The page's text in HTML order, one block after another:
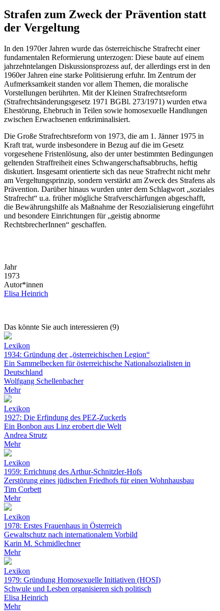
Strafen zum Zweck der Prävention statt
der Vergeltung
In den 1970er Jahren wurde das österreichische Strafrecht einer
fundamentalen Reformierung unterzogen: Diese baute auf einem
jahrzehntelangen Diskussionsprozess auf, der allerdings erst in den
1960er Jahren eine starke Politisierung erfuhr. Im Zentrum der
Aufmerksamkeit standen vor allem Themen, die moralische
Vorstellungen berührten. Mit der Kleinen Strafrechtsreform
(Strafrechtsänderungsgesetz 1971 BGBl. 273/1971) wurden etwa
Ehestörung, Ehebruch in Teilen sowie homosexuelle Handlungen
zwischen Erwachsenen entkriminalisiert.
Die Große Strafrechtsreform von 1973, die am 1. Jänner 1975 in
Kraft trat, wurde insbesondere in Bezug auf die im Gesetz
vorgesehene Fristenlösung, also der unter bestimmten Bedingungen
geltenden Straffreiheit eines Schwangerschaftsabbruchs, heftig
diskutiert. Insgesamt orientierte sich das neue Strafrecht nicht mehr
am Vergeltungsprinzip, sondern verstärkt am Zweck des Strafens als
Prävention. Darüber hinaus wurden unter dem Schlagwort „soziales
Strafrecht“ u.a. früher mögliche Strafverschärfungen abgeschafft,
die Bewährungshilfe als Maßnahme der Resozialisierung eingeführt
und besondere Einrichtungen für „geistig abnorme
RechtsbrecherInnen“ geschaffen.
Jahr
1973
Autor*innen
Elisa Heinrich
Das könnte Sie auch interessieren (9)
Lexikon
1934: Gründung der „österreichischen Legion“
Ein Sammelbecken für österreichische Nationalsozialisten in
Deutschland
Wolfgang Schellenbacher
Mehr
Lexikon
1927: Die Erfindung des PEZ-Zuckerls
Ein Bonbon aus Linz erobert die Welt
Andrea Strutz
Mehr
Lexikon
1959: Errichtung des Arthur-Schnitzler-Hofs
Zerstörung eines jüdischen Friedhofs für einen Wohnhausbau
Tim Corbett
Mehr
Lexikon
1978: Erstes Frauenhaus in Österreich
Gewaltschutz nach internationalem Vorbild
Karin M. Schmidlechner
Mehr
Lexikon
1979: Gründung Homosexuelle Initiativen (HOSI)
Schwule und Lesben organisieren sich politisch
Elisa Heinrich
Mehr